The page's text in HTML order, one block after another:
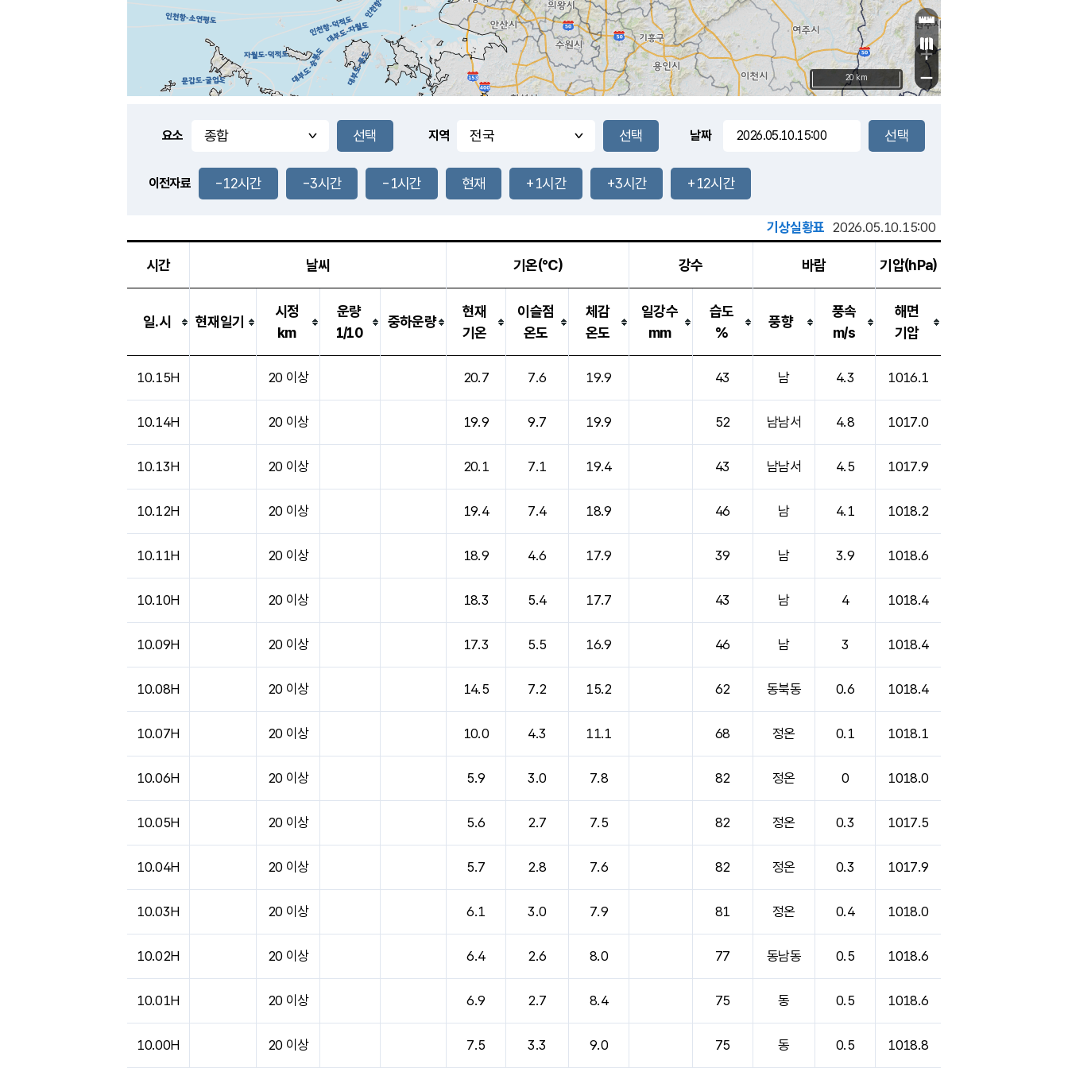
+
−
20 km
요소 지역 날짜
이전자료 -12시간 -3시간 -1시간 현재 +1시간 +3시간 +12시간
기상실황표 2026.05.10.15:00
시간 날씨 기온(℃) 강수 바람 기압(hPa)
일.시 현재일기
시정
km
운량
1/10
중하운량
현재
기온
이슬점
온도
체감
온도
일강수
mm
습도
%
풍향
풍속
m/s
해면
기압
10.15H 20 이상 20.7 7.6 19.9 43 남 4.3 1016.1
10.14H 20 이상 19.9 9.7 19.9 52 남남서 4.8 1017.0
10.13H 20 이상 20.1 7.1 19.4 43 남남서 4.5 1017.9
10.12H 20 이상 19.4 7.4 18.9 46 남 4.1 1018.2
10.11H 20 이상 18.9 4.6 17.9 39 남 3.9 1018.6
10.10H 20 이상 18.3 5.4 17.7 43 남 4 1018.4
10.09H 20 이상 17.3 5.5 16.9 46 남 3 1018.4
10.08H 20 이상 14.5 7.2 15.2 62 동북동 0.6 1018.4
10.07H 20 이상 10.0 4.3 11.1 68 정온 0.1 1018.1
10.06H 20 이상 5.9 3.0 7.8 82 정온 0 1018.0
10.05H 20 이상 5.6 2.7 7.5 82 정온 0.3 1017.5
10.04H 20 이상 5.7 2.8 7.6 82 정온 0.3 1017.9
10.03H 20 이상 6.1 3.0 7.9 81 정온 0.4 1018.0
10.02H 20 이상 6.4 2.6 8.0 77 동남동 0.5 1018.6
10.01H 20 이상 6.9 2.7 8.4 75 동 0.5 1018.6
10.00H 20 이상 7.5 3.3 9.0 75 동 0.5 1018.8